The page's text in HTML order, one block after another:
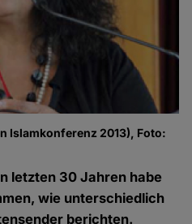
Islamkonferenz 2013), Foto:
letzten 30 Jahren habe
wie unterschiedlich
berichten.